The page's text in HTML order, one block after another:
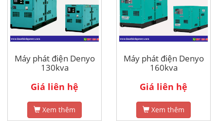
Máy phát điện Denyo
130kva
Giá liên hệ
Xem thêm
Máy phát điện Denyo
160kva
Giá liên hệ
Xem thêm